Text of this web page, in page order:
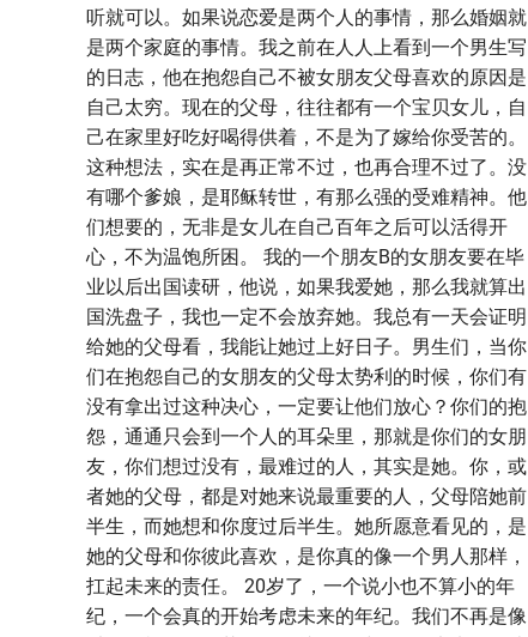
听就可以。如果说恋爱是两个人的事情，那么婚姻就
是两个家庭的事情。我之前在人人上看到一个男生写
的日志，他在抱怨自己不被女朋友父母喜欢的原因是
自己太穷。现在的父母，往往都有一个宝贝女儿，自
己在家里好吃好喝得供着，不是为了嫁给你受苦的。
这种想法，实在是再正常不过，也再合理不过了。没
有哪个爹娘，是耶稣转世，有那么强的受难精神。他
们想要的，无非是女儿在自己百年之后可以活得开
心，不为温饱所困。 我的一个朋友B的女朋友要在毕
业以后出国读研，他说，如果我爱她，那么我就算出
国洗盘子，我也一定不会放弃她。我总有一天会证明
给她的父母看，我能让她过上好日子。男生们，当你
们在抱怨自己的女朋友的父母太势利的时候，你们有
没有拿出过这种决心，一定要让他们放心？你们的抱
怨，通通只会到一个人的耳朵里，那就是你们的女朋
友，你们想过没有，最难过的人，其实是她。你，或
者她的父母，都是对她来说最重要的人，父母陪她前
半生，而她想和你度过后半生。她所愿意看见的，是
她的父母和你彼此喜欢，是你真的像一个男人那样，
扛起未来的责任。 20岁了，一个说小也不算小的年
纪，一个会真的开始考虑未来的年纪。我们不再是像